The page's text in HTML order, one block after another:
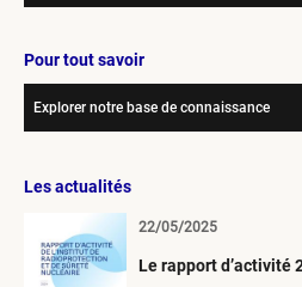
Pour tout savoir
Explorer notre base de connaissance
Les actualités
Le rapport d’activité
22/05/2025